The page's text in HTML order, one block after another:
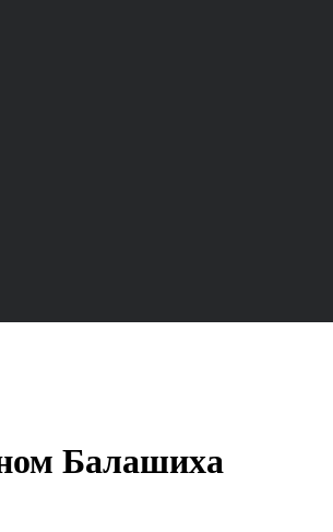
Балашиха